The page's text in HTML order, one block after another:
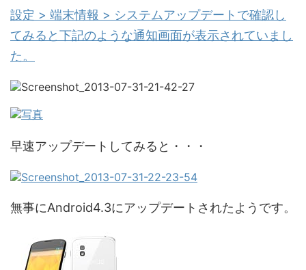
設定 > 端末情報 > システムアップデートで確認し
てみると下記のような通知画面が表示されていまし
た。
早速アップデートしてみると・・・
無事にAndroid4.3にアップデートされたようです。